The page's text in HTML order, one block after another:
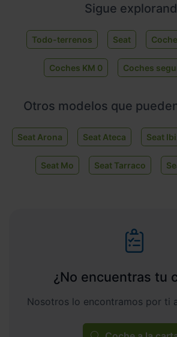
Sigue
Todo-terrenos Seat
Coches KM 0 Coches
Otros modelos que
Seat Arona Seat Ateca Seat
Seat Mo Seat Tarraco
¿No encuentras tu
Nosotros lo encontramos por ti